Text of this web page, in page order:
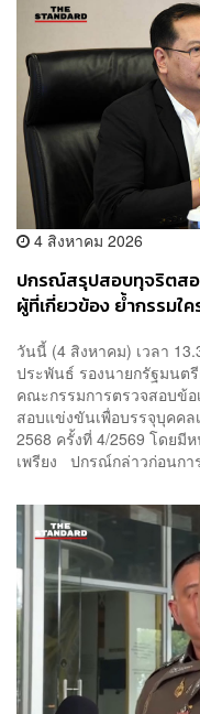
4 สิงหาคม 2026
ปกรณ์สรุปสอบทุจริตสอ
ผู้ที่เกี่ยวข้อง ย้ำกรรมใ
วันนี้ (4 สิงหาคม) เวลา
ประพันธ์ รองนายกรัฐมนต
คณะกรรมการตรวจสอบข้
สอบแข่งขันเพื่อบรรจุบุคค
2568 ครั้งที่ 4/2569 โดยมี
เพรียง ปกรณ์กล่าวก่อนกา